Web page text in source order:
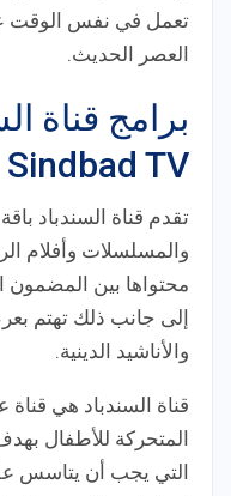
تعمل في نفس الوقت
العصر الحديث.
Sindbad TV
تقدم قناة السندباد
والمسلسلات وأفلام
محتواها بين المضمون
إلى جانب ذلك تهتم
والأناشيد الدينية.
قناة السندباد هي
المتحركة للأطفال
التي يجب أن يتاسس